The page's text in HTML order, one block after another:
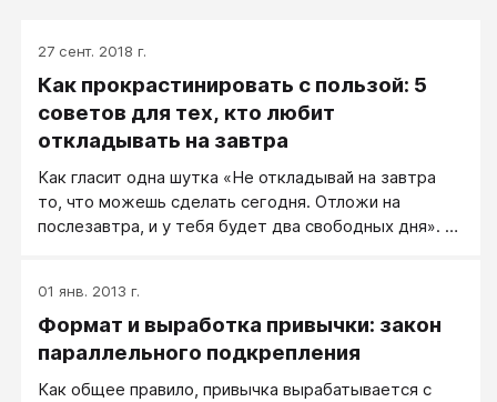
27 сент. 2018 г.
Как прокрастинировать с пользой: 5
советов для тех, кто любит
откладывать на завтра
Как гласит одна шутка «Не откладывай на завтра
то, что можешь сделать сегодня. Отложи на
послезавтра, и у тебя будет два свободных дня». В
01 янв. 2013 г.
Формат и выработка привычки: закон
параллельного подкрепления
Как общее правило, привычка вырабатывается с